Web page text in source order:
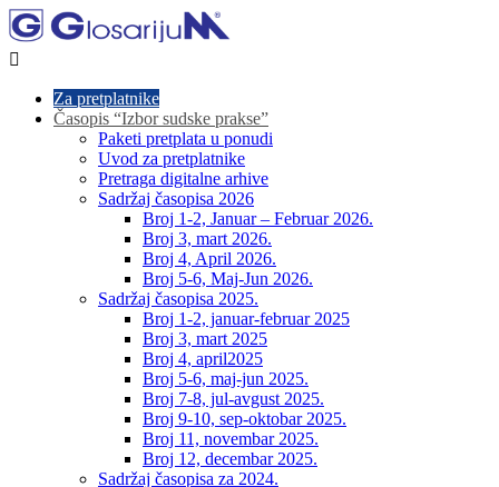

Za pretplatnike
Časopis “Izbor sudske prakse”
Paketi pretplata u ponudi
Uvod za pretplatnike
Pretraga digitalne arhive
Sadržaj časopisa 2026
Broj 1-2, Januar – Februar 2026.
Broj 3, mart 2026.
Broj 4, April 2026.
Broj 5-6, Maj-Jun 2026.
Sadržaj časopisa 2025.
Broj 1-2, januar-februar 2025
Broj 3, mart 2025
Broj 4, april2025
Broj 5-6, maj-jun 2025.
Broj 7-8, jul-avgust 2025.
Broj 9-10, sep-oktobar 2025.
Broj 11, novembar 2025.
Broj 12, decembar 2025.
Sadržaj časopisa za 2024.